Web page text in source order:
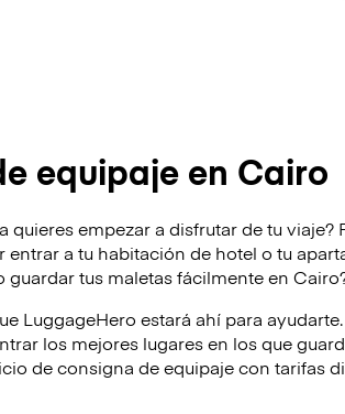
equipaje en Cairo
empezar a disfrutar de tu viaje?
a tu habitación de hotel o tu
guardar tus maletas fácilmente en
LuggageHero estará ahí para
los mejores lugares en los que
de consigna de equipaje con tarifas